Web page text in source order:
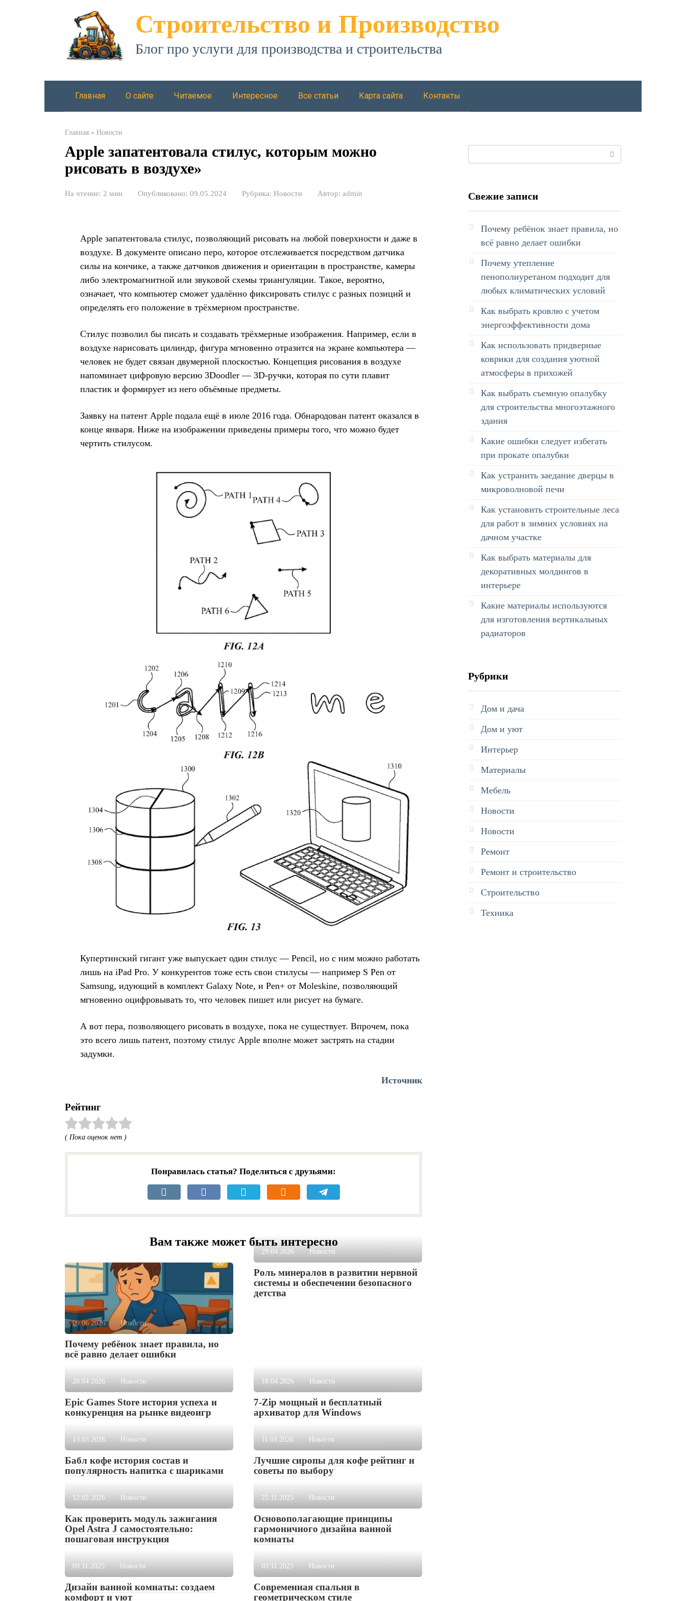
Строительство и Производство
Блог про услуги для производства и строительства
Главная О сайте Читаемое Интересное Все статьи Карта сайта Контакты
Главная » Новости
Apple запатентовала стилус, которым можно
рисовать в воздухе»
На чтение: 2 мин Опубликовано: 09.05.2024 Рубрика: Новости Автор: admin
Apple запатентовала стилус, позволяющий рисовать на любой поверхности и даже в
воздухе. В документе описано перо, которое отслеживается посредством датчика
силы на кончике, а также датчиков движения и ориентации в пространстве, камеры
либо электромагнитной или звуковой схемы триангуляции. Такое, вероятно,
означает, что компьютер сможет удалённо фиксировать стилус с разных позиций и
определять его положение в трёхмерном пространстве.
Стилус позволил бы писать и создавать трёхмерные изображения. Например, если в
воздухе нарисовать цилиндр, фигура мгновенно отразится на экране компьютера —
человек не будет связан двумерной плоскостью. Концепция рисования в воздухе
напоминает цифровую версию 3Doodler — 3D‑ручки, которая по сути плавит
пластик и формирует из него объёмные предметы.
Заявку на патент Apple подала ещё в июле 2016 года. Обнародован патент оказался в
конце января. Ниже на изображении приведены примеры того, что можно будет
чертить стилусом.
Купертинский гигант уже выпускает один стилус — Pencil, но с ним можно работать
лишь на iPad Pro. У конкурентов тоже есть свои стилусы — например S Pen от
Samsung, идующий в комплект Galaxy Note, и Pen+ от Moleskine, позволяющий
мгновенно оцифровывать то, что человек пишет или рисует на бумаге.
А вот пера, позволяющего рисовать в воздухе, пока не существует. Впрочем, пока
это всего лишь патент, поэтому стилус Apple вполне может застрять на стадии
задумки.
Источник
Рейтинг
( Пока оценок нет )
Понравилась статья? Поделиться с друзьями:
Вам также может быть интересно
09.06.2026 Новости
Почему ребёнок знает правила, но
всё равно делает ошибки
29.04.2026 Новости
Роль минералов в развитии нервной
системы и обеспечении безопасного
детства
20.04.2026 Новости
Epic Games Store история успеха и
конкуренция на рынке видеоигр
18.04.2026 Новости
7-Zip мощный и бесплатный
архиватор для Windows
13.03.2026 Новости
Бабл кофе история состав и
популярность напитка с шариками
11.03.2026 Новости
Лучшие сиропы для кофе рейтинг и
советы по выбору
12.02.2026 Новости
Как проверить модуль зажигания
Opel Astra J самостоятельно:
пошаговая инструкция
25.11.2025 Новости
Основополагающие принципы
гармоничного дизайна ванной
комнаты
09.11.2025 Новости
Дизайн ванной комнаты: создаем
комфорт и уют
03.11.2025 Новости
Современная спальня в
геометрическом стиле
Свежие записи
Почему ребёнок знает правила, но
всё равно делает ошибки
Почему утепление
пенополиуретаном подходит для
любых климатических условий
Как выбрать кровлю с учетом
энергоэффективности дома
Как использовать придверные
коврики для создания уютной
атмосферы в прихожей
Как выбрать съемную опалубку
для строительства многоэтажного
здания
Какие ошибки следует избегать
при прокате опалубки
Как устранить заедание дверцы в
микроволновой печи
Как установить строительные леса
для работ в зимних условиях на
дачном участке
Как выбрать материалы для
декоративных молдингов в
интерьере
Какие материалы используются
для изготовления вертикальных
радиаторов
Рубрики
Дом и дача
Дом и уют
Интерьер
Материалы
Мебель
Новости
Новости
Ремонт
Ремонт и строительство
Строительство
Техника